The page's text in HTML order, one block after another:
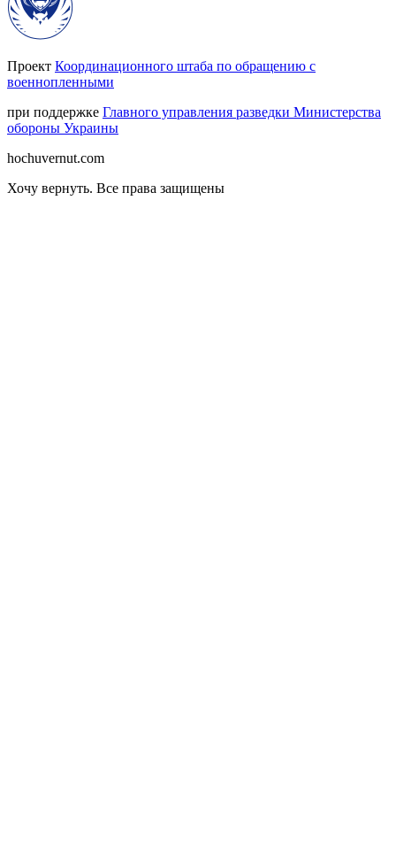
Проект Координационного штаба по обращению с
военнопленными
при поддержке Главного управления разведки Министерства
обороны Украины
hochuvernut.com
Хочу вернуть. Все права защищены